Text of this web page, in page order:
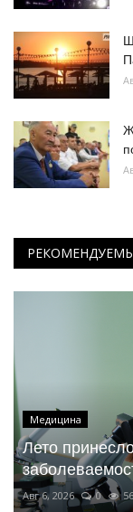
Медицина
Лето
Авг 6, 2026 0 56